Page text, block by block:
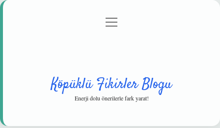
Gizlilik Politikası
menüyü
Köpüklü Fikirler Blogu
Enerji dolu önerilerle fark yarat!